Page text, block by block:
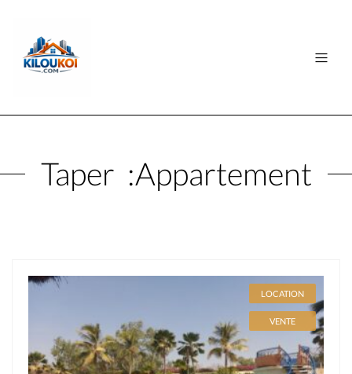
Taper :Appartement
LOCATION
VENTE